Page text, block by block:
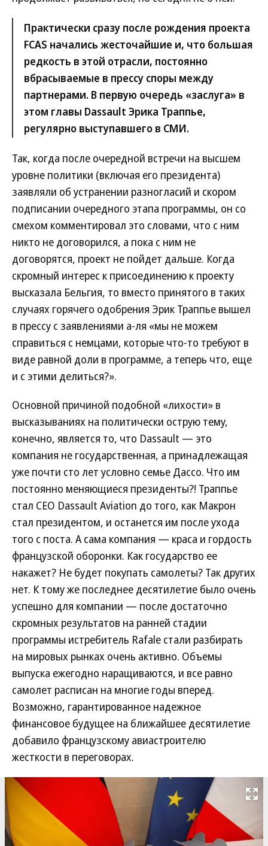
Практически сразу после рождения проекта
FCAS начались жесточайшие и, что большая
редкость в этой отрасли, постоянно
вбрасываемые в прессу споры между
партнерами. В первую очередь «заслуга» в
этом главы Dassault Эрика Траппье,
регулярно выступавшего в СМИ.
Так, когда после очередной встречи на высшем
уровне политики (включая его президента)
заявляли об устранении разногласий и скором
подписании очередного этапа программы, он со
смехом комментировал это словами, что с ним
никто не договорился, а пока с ним не
договорятся, проект не пойдет дальше. Когда
скромный интерес к присоединению к проекту
высказала Бельгия, то вместо принятого в таких
случаях горячего одобрения Эрик Траппье вышел
в прессу с заявлениями а-ля «мы не можем
справиться с немцами, которые что-то требуют в
виде равной доли в программе, а теперь что, еще
и с этими делиться?».
Основной причиной подобной «лихости» в
высказываниях на политически острую тему,
конечно, является то, что Dassault — это
компания не государственная, а принадлежащая
уже почти сто лет условно семье Дассо. Что им
постоянно меняющиеся президенты?! Траппье
стал CEO Dassault Aviation до того, как Макрон
стал президентом, и останется им после ухода
того с поста. А сама компания — краса и гордость
французской оборонки. Как государство ее
накажет? Не будет покупать самолеты? Так других
нет. К тому же последнее десятилетие было очень
успешно для компании — после достаточно
скромных результатов на ранней стадии
программы истребитель Rafale стали разбирать
на мировых рынках очень активно. Объемы
выпуска ежегодно наращиваются, и все равно
самолет расписан на многие годы вперед.
Возможно, гарантированное надежное
финансовое будущее на ближайшее десятилетие
добавило французскому авиастроителю
жесткости в переговорах.
Развернуть